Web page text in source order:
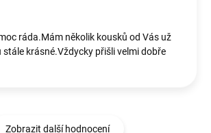
ráda.Mám několik kousků od Vás už
stále krásné.Vždycky přišli velmi dobře
Zobrazit další hodnocení